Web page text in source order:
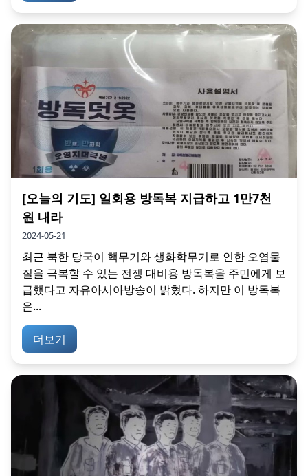
[오늘의 기도] 일회용 방독복 지급하고 1만7천
원 내라
2024-05-21
최근 북한 당국이 핵무기와 생화학무기로 인한 오염물
질을 극복할 수 있는 전쟁 대비용 방독복을 주민에게 보
급했다고 자유아시아방송이 밝혔다. 하지만 이 방독복
은...
더보기